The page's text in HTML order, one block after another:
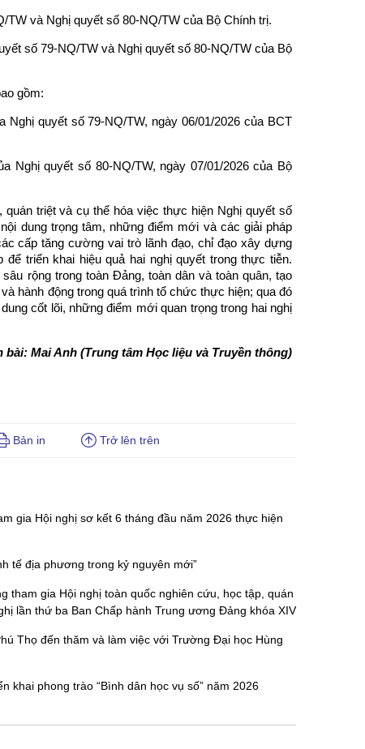
TW và Nghị quyết số 80-NQ/TW của Bộ Chính trị.
số 79-NQ/TW và Nghị quyết số 80-NQ/TW của Bộ
gồm:
Nghị quyết số 79-NQ/TW, ngày 06/01/2026 của BCT
Nghị quyết số 80-NQ/TW, ngày 07/01/2026 của Bộ
triệt và cụ thể hóa việc thực hiện Nghị quyết số
dung trọng tâm, những điểm mới và các giải pháp
cấp tăng cường vai trò lãnh đạo, chỉ đạo xây dựng
triển khai hiệu quả hai nghị quyết trong thực tiễn.
rộng trong toàn Đảng, toàn dân và toàn quân, tạo
hành động trong quá trình tổ chức thực hiện; qua đó
cốt lõi, những điểm mới quan trọng trong hai nghị
bài: Mai Anh (Trung tâm Học liệu và Truyền thông)
Bản in Trở lên trên
gia Hội nghị sơ kết 6 tháng đầu năm 2026 thực hiện
tế địa phương trong kỷ nguyên mới”
tham gia Hội nghị toàn quốc nghiên cứu, học tập, quán
lần thứ ba Ban Chấp hành Trung ương Đảng khóa XIV
Thọ đến thăm và làm việc với Trường Đại học Hùng
khai phong trào “Bình dân học vụ số” năm 2026